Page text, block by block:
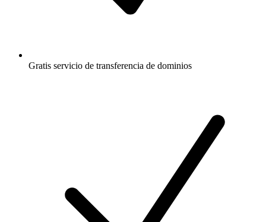
Gratis servicio de transferencia de dominios